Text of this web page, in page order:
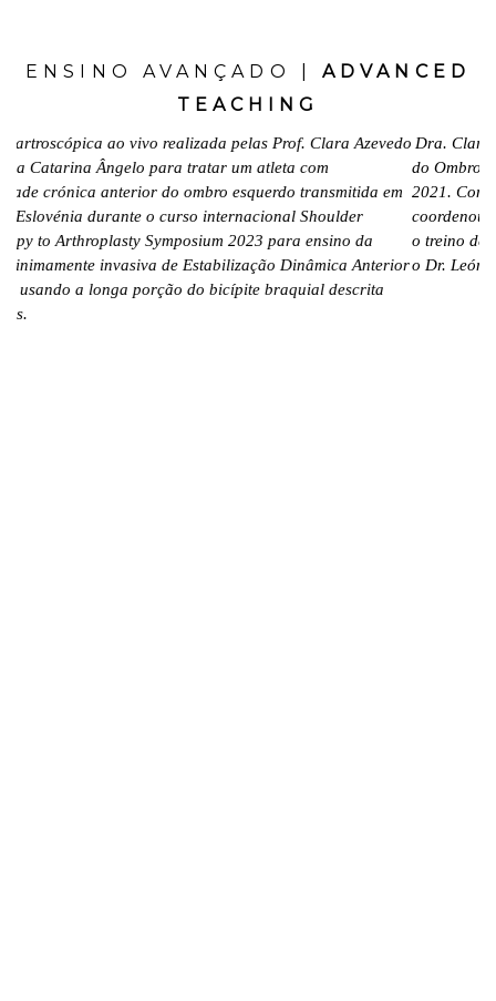
ENSINO AVANÇADO | ADVANCED
TEACHING
ao vivo realizada pelas Prof. Clara Azevedo
para tratar um atleta com
do ombro esquerdo transmitida em
o curso internacional Shoulder
Symposium 2023 para ensino da
invasiva de Estabilização Dinâmica Anterior
porção do bicípite braquial descrita
Dra. Clara Azevedo,
do Ombro — Curso
2021. ConMed e
coordenou com do Dr.
o treino de uma
o Dr. León Ezagui e o